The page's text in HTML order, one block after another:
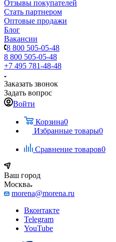
Отзывы покупателей
Стать партнером
Оптовые продажи
Блог
Вакансии
8 800 505-05-48
8 800 505-05-48
+7 495 781-48-48
Заказать звонок
Задать вопрос
Войти
Корзина0
Избранные товары0
Сравнение товаров0
Ваш город
Москва
morena@morena.ru
Вконтакте
Telegram
YouTube